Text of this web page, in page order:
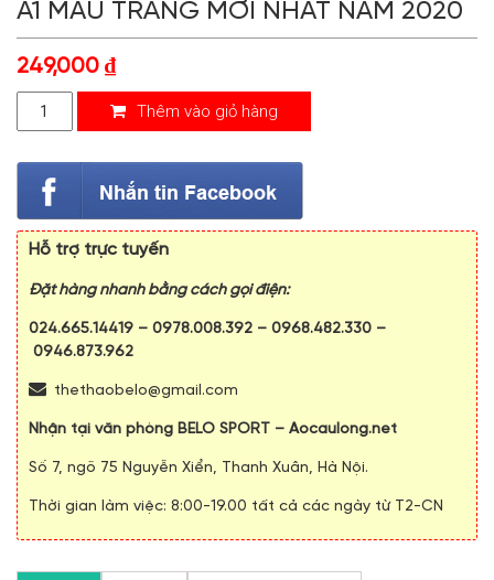
A1 MÀU TRẮNG MỚI NHẤT NĂM 2020
249,000 ₫
Thêm vào giỏ hàng
Hỗ trợ trực tuyến
Đặt hàng nhanh bằng cách gọi điện:
024.665.14419 – 0978.008.392 – 0968.482.330 –
0946.873.962
thethaobelo@gmail.com
Nhận tại văn phòng BELO SPORT – Aocaulong.net
Số 7, ngõ 75 Nguyễn Xiển, Thanh Xuân, Hà Nội.
Thời gian làm việc: 8:00-19.00 tất cả các ngày từ T2-CN